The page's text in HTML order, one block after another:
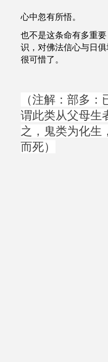
心中忽有所悟。
也不是这条命有多重
识，对佛法信心与日
很可惜了。
（注解：部多：
谓此类从父母生
之，鬼类为化生
而死）